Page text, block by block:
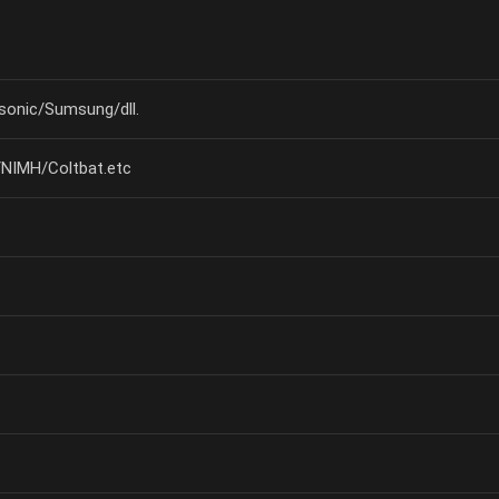
Sumsung/dll.
Coltbat.etc